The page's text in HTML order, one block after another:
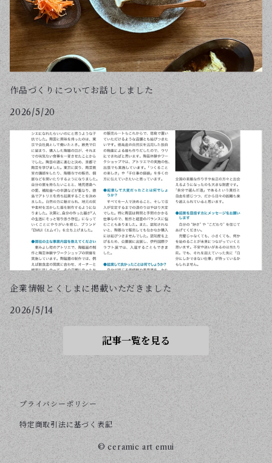
作品づくりについてお話ししました
2026/5/20
企業情報とくしまに掲載いただきました
2026/5/14
記事一覧を見る
プライバシーポリシー
特定商取引法に基づく表記
© ceramic art emui